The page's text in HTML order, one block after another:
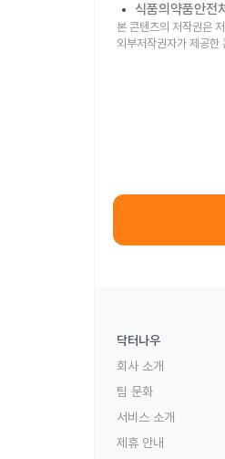
식품의약품안전
본 콘텐츠의 저작권은
외부저작권자가 제공한
닥터나우
회사 소개
팀 문화
서비스 소개
제휴 안내